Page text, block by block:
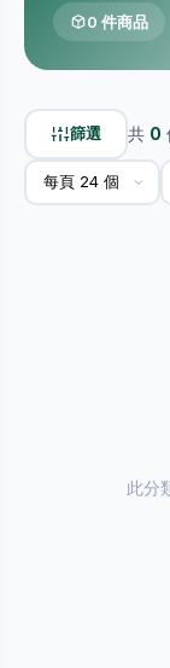
0 件商品
篩選 共 0
此分